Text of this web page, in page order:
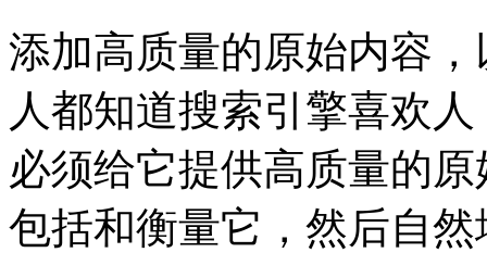
添加高质量的原始内容
人都知道搜索引擎喜欢
必须给它提供高质量的
包括和衡量它，然后自